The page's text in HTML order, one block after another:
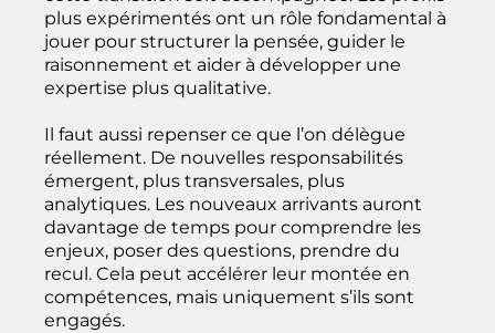
plus expérimentés ont un rôle fondamental à
jouer pour structurer la pensée, guider le
raisonnement et aider à développer une
expertise plus qualitative.
Il faut aussi repenser ce que l’on délègue
réellement. De nouvelles responsabilités
émergent, plus transversales, plus
analytiques. Les nouveaux arrivants auront
davantage de temps pour comprendre les
enjeux, poser des questions, prendre du
recul. Cela peut accélérer leur montée en
compétences, mais uniquement s’ils sont
engagés.